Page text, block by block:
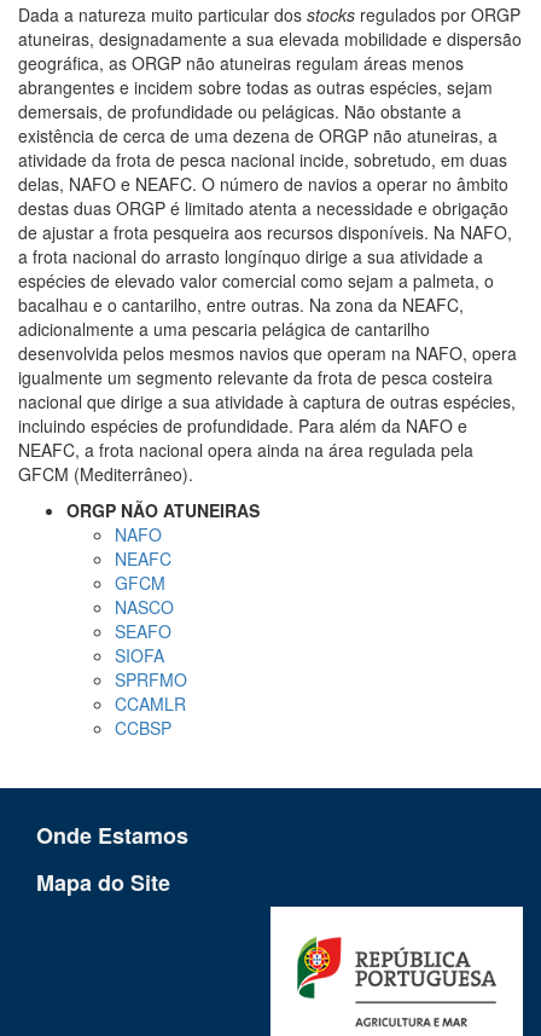
Dada a natureza muito particular dos stocks regulados por ORGP
atuneiras, designadamente a sua elevada mobilidade e dispersão
geográfica, as ORGP não atuneiras regulam áreas menos
abrangentes e incidem sobre todas as outras espécies, sejam
demersais, de profundidade ou pelágicas. Não obstante a
existência de cerca de uma dezena de ORGP não atuneiras, a
atividade da frota de pesca nacional incide, sobretudo, em duas
delas, NAFO e NEAFC. O número de navios a operar no âmbito
destas duas ORGP é limitado atenta a necessidade e obrigação
de ajustar a frota pesqueira aos recursos disponíveis. Na NAFO,
a frota nacional do arrasto longínquo dirige a sua atividade a
espécies de elevado valor comercial como sejam a palmeta, o
bacalhau e o cantarilho, entre outras. Na zona da NEAFC,
adicionalmente a uma pescaria pelágica de cantarilho
desenvolvida pelos mesmos navios que operam na NAFO, opera
igualmente um segmento relevante da frota de pesca costeira
nacional que dirige a sua atividade à captura de outras espécies,
incluindo espécies de profundidade. Para além da NAFO e
NEAFC, a frota nacional opera ainda na área regulada pela
GFCM (Mediterrâneo).
ORGP NÃO ATUNEIRAS
NAFO
NEAFC
GFCM
NASCO
SEAFO
SIOFA
SPRFMO
CCAMLR
CCBSP
Onde Estamos
Mapa do Site